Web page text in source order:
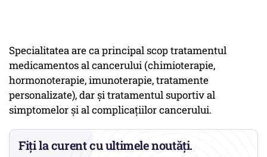
Specialitatea are ca principal scop tratamentul
medicamentos al cancerului (chimioterapie,
hormonoterapie, imunoterapie, tratamente
personalizate), dar și tratamentul suportiv al
simptomelor și al complicațiilor cancerului.
Fiți la curent cu ultimele noutăți.